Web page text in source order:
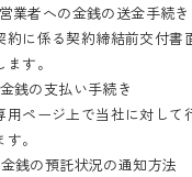
業者への金銭の送金手続き
約に係る契約締結前交付書
す。
銭の支払い手続き
用ページ上で当社に対して
。
銭の預託状況の通知方法